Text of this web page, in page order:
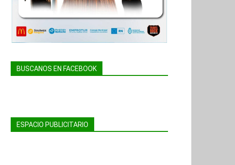
BUSCANOS EN FACEBOOK
ESPACIO PUBLICITARIO